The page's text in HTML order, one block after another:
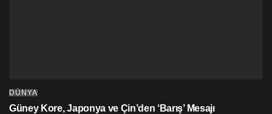
DÜNYA
Güney Kore, Japonya ve Çin’den ‘Barış’ Mesajı